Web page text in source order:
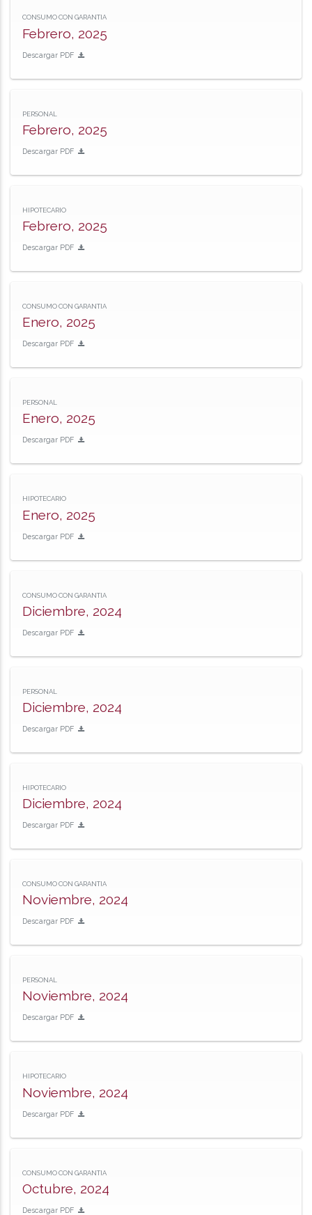
CONSUMO CON GARANTIA
Febrero, 2025
Descargar PDF
PERSONAL
Febrero, 2025
Descargar PDF
HIPOTECARIO
Febrero, 2025
Descargar PDF
CONSUMO CON GARANTIA
Enero, 2025
Descargar PDF
PERSONAL
Enero, 2025
Descargar PDF
HIPOTECARIO
Enero, 2025
Descargar PDF
CONSUMO CON GARANTIA
Diciembre, 2024
Descargar PDF
PERSONAL
Diciembre, 2024
Descargar PDF
HIPOTECARIO
Diciembre, 2024
Descargar PDF
CONSUMO CON GARANTIA
Noviembre, 2024
Descargar PDF
PERSONAL
Noviembre, 2024
Descargar PDF
HIPOTECARIO
Noviembre, 2024
Descargar PDF
CONSUMO CON GARANTIA
Octubre, 2024
Descargar PDF